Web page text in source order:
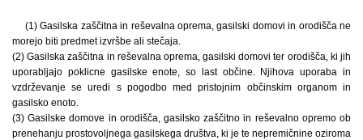
(1) Gasilska zaščitna in reševalna oprema, gasilski domovi in orodišča ne
morejo biti predmet izvršbe ali stečaja.
(2) Gasilska zaščitna in reševalna oprema, gasilski domovi ter orodišča, ki jih
uporabljajo poklicne gasilske enote, so last občine. Njihova uporaba in
vzdrževanje se uredi s pogodbo med pristojnim občinskim organom in
gasilsko enoto.
(3) Gasilske domove in orodišča, gasilsko zaščitno in reševalno opremo ob
prenehanju prostovoljnega gasilskega društva, ki je te nepremičnine oziroma